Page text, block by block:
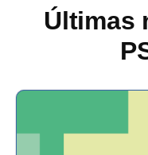
Últimas